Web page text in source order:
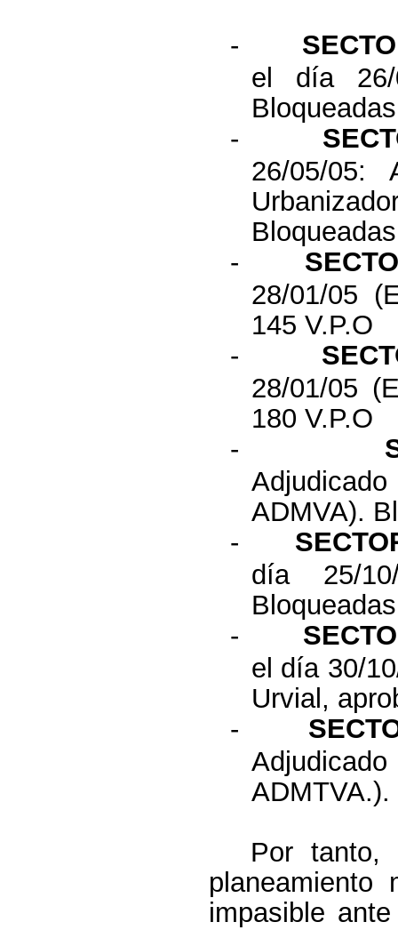
-
el día 26/
Bloqueadas
-
26/05/05:
Bloqueadas
-
28/01/05
145 V.P.O
-
28/01/05
180 V.P.O
-
ADMVA).
-
día 25/
Bloqueadas
-
el día 30/
Urvial,
-
Por tanto,
planeamiento
impasible